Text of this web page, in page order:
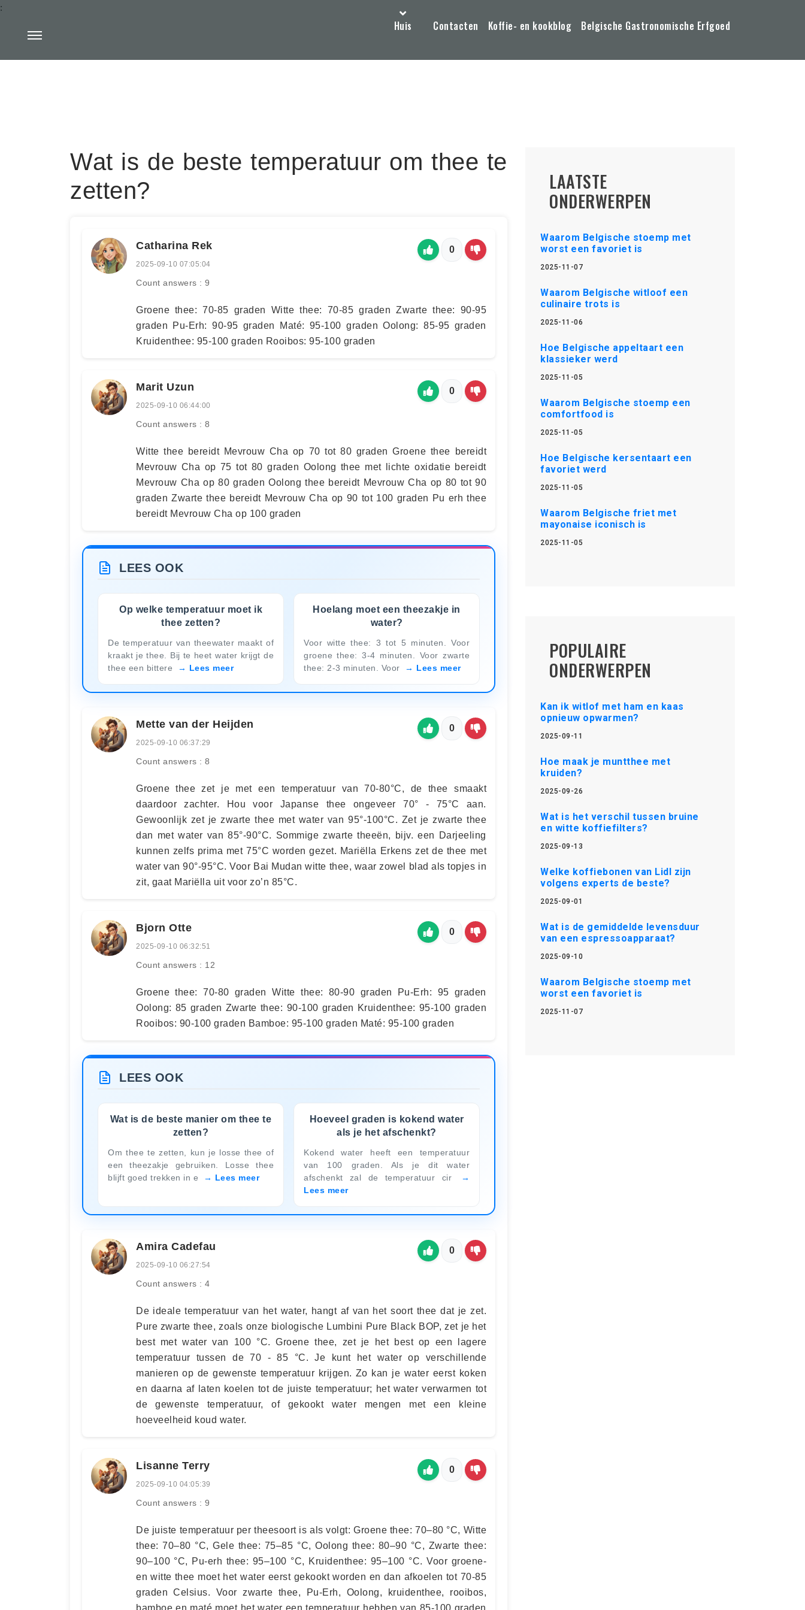
Huis Contacten Koffie- en kookblog Belgische Gastronomische Erfgoed
:
Wat is de beste temperatuur om thee te
zetten?
Catharina Rek
2025-09-10 07:05:04
Count answers : 9
0
Groene thee: 70-85 graden Witte thee: 70-85 graden Zwarte thee: 90-95
graden Pu-Erh: 90-95 graden Maté: 95-100 graden Oolong: 85-95 graden
Kruidenthee: 95-100 graden Rooibos: 95-100 graden
Marit Uzun
2025-09-10 06:44:00
Count answers : 8
0
Witte thee bereidt Mevrouw Cha op 70 tot 80 graden Groene thee bereidt
Mevrouw Cha op 75 tot 80 graden Oolong thee met lichte oxidatie bereidt
Mevrouw Cha op 80 graden Oolong thee bereidt Mevrouw Cha op 80 tot 90
graden Zwarte thee bereidt Mevrouw Cha op 90 tot 100 graden Pu erh thee
bereidt Mevrouw Cha op 100 graden
LEES OOK
Op welke temperatuur moet ik
thee zetten?
De temperatuur van theewater maakt of
kraakt je thee. Bij te heet water krijgt de
thee een bittere
Lees meer
Hoelang moet een theezakje in
water?
Voor witte thee: 3 tot 5 minuten. Voor
groene thee: 3-4 minuten. Voor zwarte
thee: 2-3 minuten. Voor
Lees meer
Mette van der Heijden
2025-09-10 06:37:29
Count answers : 8
0
Groene thee zet je met een temperatuur van 70-80°C, de thee smaakt
daardoor zachter. Hou voor Japanse thee ongeveer 70° - 75°C aan.
Gewoonlijk zet je zwarte thee met water van 95°-100°C. Zet je zwarte thee
dan met water van 85°-90°C. Sommige zwarte theeën, bijv. een Darjeeling
kunnen zelfs prima met 75°C worden gezet. Mariëlla Erkens zet de thee met
water van 90°-95°C. Voor Bai Mudan witte thee, waar zowel blad als topjes in
zit, gaat Mariëlla uit voor zo’n 85°C.
Bjorn Otte
2025-09-10 06:32:51
Count answers : 12
0
Groene thee: 70-80 graden Witte thee: 80-90 graden Pu-Erh: 95 graden
Oolong: 85 graden Zwarte thee: 90-100 graden Kruidenthee: 95-100 graden
Rooibos: 90-100 graden Bamboe: 95-100 graden Maté: 95-100 graden
LEES OOK
Wat is de beste manier om thee te
zetten?
Om thee te zetten, kun je losse thee of
een theezakje gebruiken. Losse thee
blijft goed trekken in e
Lees meer
Hoeveel graden is kokend water
als je het afschenkt?
Kokend water heeft een temperatuur
van 100 graden. Als je dit water
afschenkt zal de temperatuur cir
Lees meer
Amira Cadefau
2025-09-10 06:27:54
Count answers : 4
0
De ideale temperatuur van het water, hangt af van het soort thee dat je zet.
Pure zwarte thee, zoals onze biologische Lumbini Pure Black BOP, zet je het
best met water van 100 °C. Groene thee, zet je het best op een lagere
temperatuur tussen de 70 - 85 °C. Je kunt het water op verschillende
manieren op de gewenste temperatuur krijgen. Zo kan je water eerst koken
en daarna af laten koelen tot de juiste temperatuur; het water verwarmen tot
de gewenste temperatuur, of gekookt water mengen met een kleine
hoeveelheid koud water.
Lisanne Terry
2025-09-10 04:05:39
Count answers : 9
0
De juiste temperatuur per theesoort is als volgt: Groene thee: 70–80 °C, Witte
thee: 70–80 °C, Gele thee: 75–85 °C, Oolong thee: 80–90 °C, Zwarte thee:
90–100 °C, Pu-erh thee: 95–100 °C, Kruidenthee: 95–100 °C. Voor groene-
en witte thee moet het water eerst gekookt worden en dan afkoelen tot 70-85
graden Celsius. Voor zwarte thee, Pu-Erh, Oolong, kruidenthee, rooibos,
bamboe en maté moet het water een temperatuur hebben van 85-100 graden
LAATSTE
ONDERWERPEN
Waarom Belgische stoemp met
worst een favoriet is
2025-11-07
Waarom Belgische witloof een
culinaire trots is
2025-11-06
Hoe Belgische appeltaart een
klassieker werd
2025-11-05
Waarom Belgische stoemp een
comfortfood is
2025-11-05
Hoe Belgische kersentaart een
favoriet werd
2025-11-05
Waarom Belgische friet met
mayonaise iconisch is
2025-11-05
POPULAIRE
ONDERWERPEN
Kan ik witlof met ham en kaas
opnieuw opwarmen?
2025-09-11
Hoe maak je muntthee met
kruiden?
2025-09-26
Wat is het verschil tussen bruine
en witte koffiefilters?
2025-09-13
Welke koffiebonen van Lidl zijn
volgens experts de beste?
2025-09-01
Wat is de gemiddelde levensduur
van een espressoapparaat?
2025-09-10
Waarom Belgische stoemp met
worst een favoriet is
2025-11-07